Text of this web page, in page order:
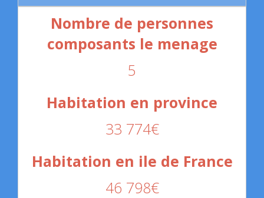
5
33 774€
46 798€